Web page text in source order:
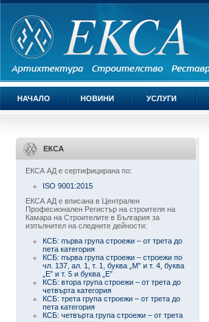
НАЧАЛО НОВИНИ УСЛУГИ
ЕКСА
ЕКСА АД е сертифицирана по:
ISO 9001:2015
ЕКСА АД е вписана в Централен
Професионален Регистър на строителя на
Камара на Строителите в България за
изпълнител на следните дейности:
КСБ: първа група строежи – от трета до
пета категория
КСБ: първа група строежи – строежи по
чл. 137, ал. 1, т. 1, буква „М” и т. 4, буква
„Е” и т. 5 и буква „Е”
КСБ: втора група строежи – от трета до
четвърта категория
КСБ: трета група строежи – от трета до
пета категория
КСБ: четвърта група строежи – от трета